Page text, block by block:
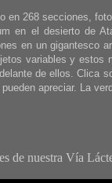
268 secciones,
en el desierto de
en un gigantesco
variables y estos
de ellos. Clica
apreciar. La
de nuestra Vía